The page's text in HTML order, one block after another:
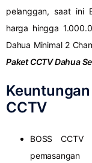
pelanggan, saat ini
harga hingga
Dahua Minimal 2
Paket CCTV Dahua
CCTV
BOSS
pemasangan